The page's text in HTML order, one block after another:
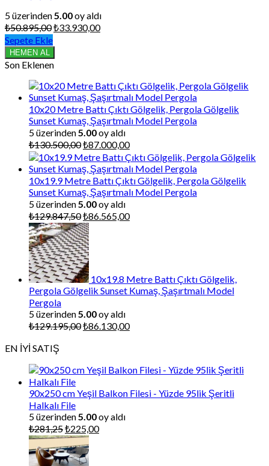
5 üzerinden5.00oy aldı
₺50.895,00Orijinal
₺50.895,00.
₺33.930,00Şu
Sepete Ekle
HEMEN AL
Son Eklenen
10x20 Metre Battı Çıktı Gölgelik, Pergola Gölgelik
Sunset Kumaş, Şaşırtmalı Model Pergola
5 üzerinden5.00oy aldı
₺130.500,00Orijinal
fiyat:
₺130.500,00.
₺87.000,00Şu
andaki
fiyat:
₺87.000,00.
10x19.9 Metre Battı Çıktı Gölgelik, Pergola Gölgelik
Sunset Kumaş, Şaşırtmalı Model Pergola
5 üzerinden5.00oy aldı
₺129.847,50Orijinal
fiyat:
₺129.847,50.
₺86.565,00Şu
10x19.8 Metre Battı Çıktı Gölgelik,
Pergola Gölgelik Sunset Kumaş, Şaşırtmalı Model
Pergola
5 üzerinden5.00oy aldı
₺129.195,00Orijinal
₺86.130,00Şu
EN İYİ SATIŞ
90x250 cm Yeşil Balkon Filesi - Yüzde 95lik Şeritli
Halkalı File
5 üzerinden5.00oy aldı
₺281,25Orijinal
fiyat:
₺281,25.
₺225,00Şu